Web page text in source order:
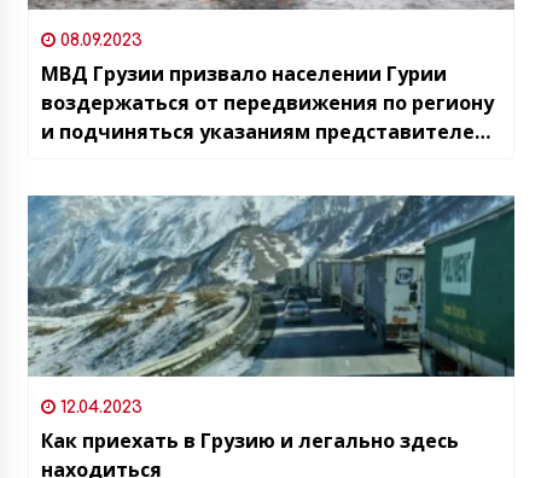
08.09.2023
МВД Грузии призвало населении Гурии
воздержаться от передвижения по региону
и подчиняться указаниям представителей
12.04.2023
Как приехать в Грузию и легально здесь
находиться